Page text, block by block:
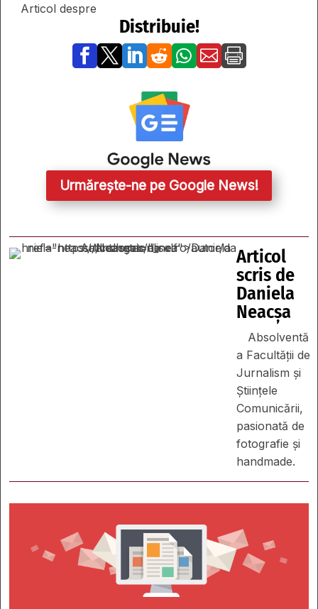
Articol despre
Distribuie!
      
Urmărește-ne pe Google News!
Articol
scris de
Daniela
Neacșa
Absolventă
a Facultății de
Jurnalism și
Științele
Comunicării,
pasionată de
fotografie și
handmade.